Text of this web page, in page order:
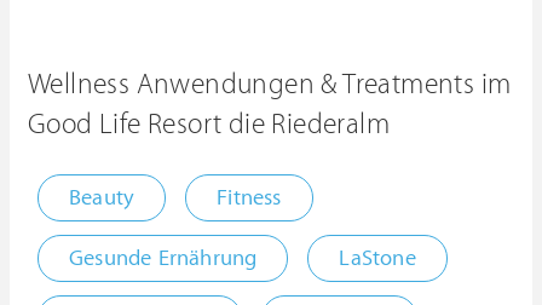
Wellness Anwendungen & Treatments im
Good Life Resort die Riederalm
Beauty Fitness
Gesunde Ernährung LaStone